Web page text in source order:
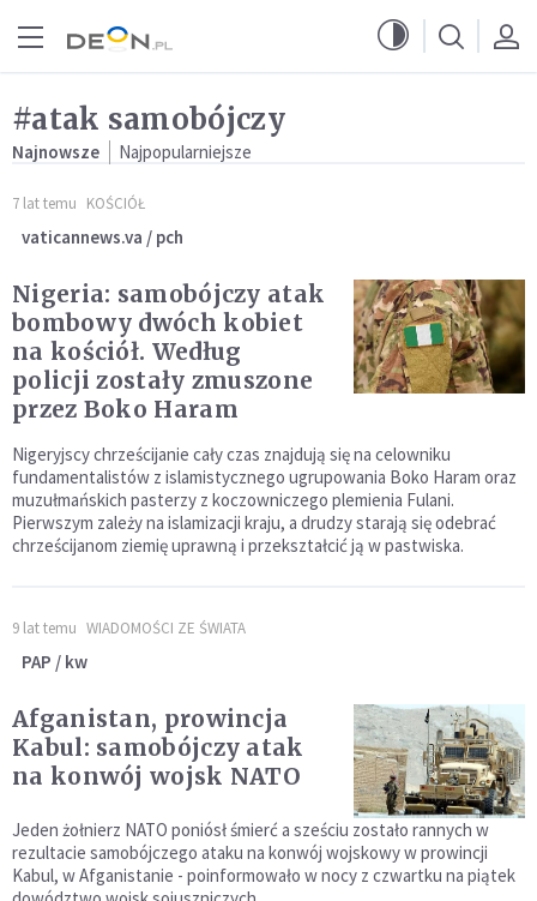
#atak samobójczy
Najnowsze Najpopularniejsze
7 lat temu KOŚCIÓŁ
vaticannews.va / pch
Nigeria: samobójczy atak
bombowy dwóch kobiet
na kościół. Według
policji zostały zmuszone
przez Boko Haram
Nigeryjscy chrześcijanie cały czas znajdują się na celowniku
fundamentalistów z islamistycznego ugrupowania Boko Haram oraz
muzułmańskich pasterzy z koczowniczego plemienia Fulani.
Pierwszym zależy na islamizacji kraju, a drudzy starają się odebrać
chrześcijanom ziemię uprawną i przekształcić ją w pastwiska.
9 lat temu WIADOMOŚCI ZE ŚWIATA
PAP / kw
Afganistan, prowincja
Kabul: samobójczy atak
na konwój wojsk NATO
Jeden żołnierz NATO poniósł śmierć a sześciu zostało rannych w
rezultacie samobójczego ataku na konwój wojskowy w prowincji
Kabul, w Afganistanie - poinformowało w nocy z czwartku na piątek